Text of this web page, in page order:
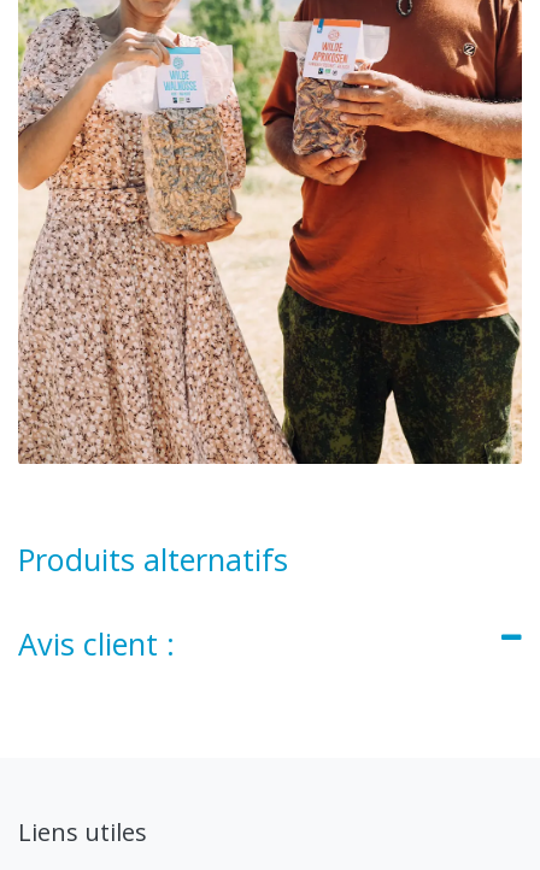
Produits alternatifs
Avis client :
Liens utiles